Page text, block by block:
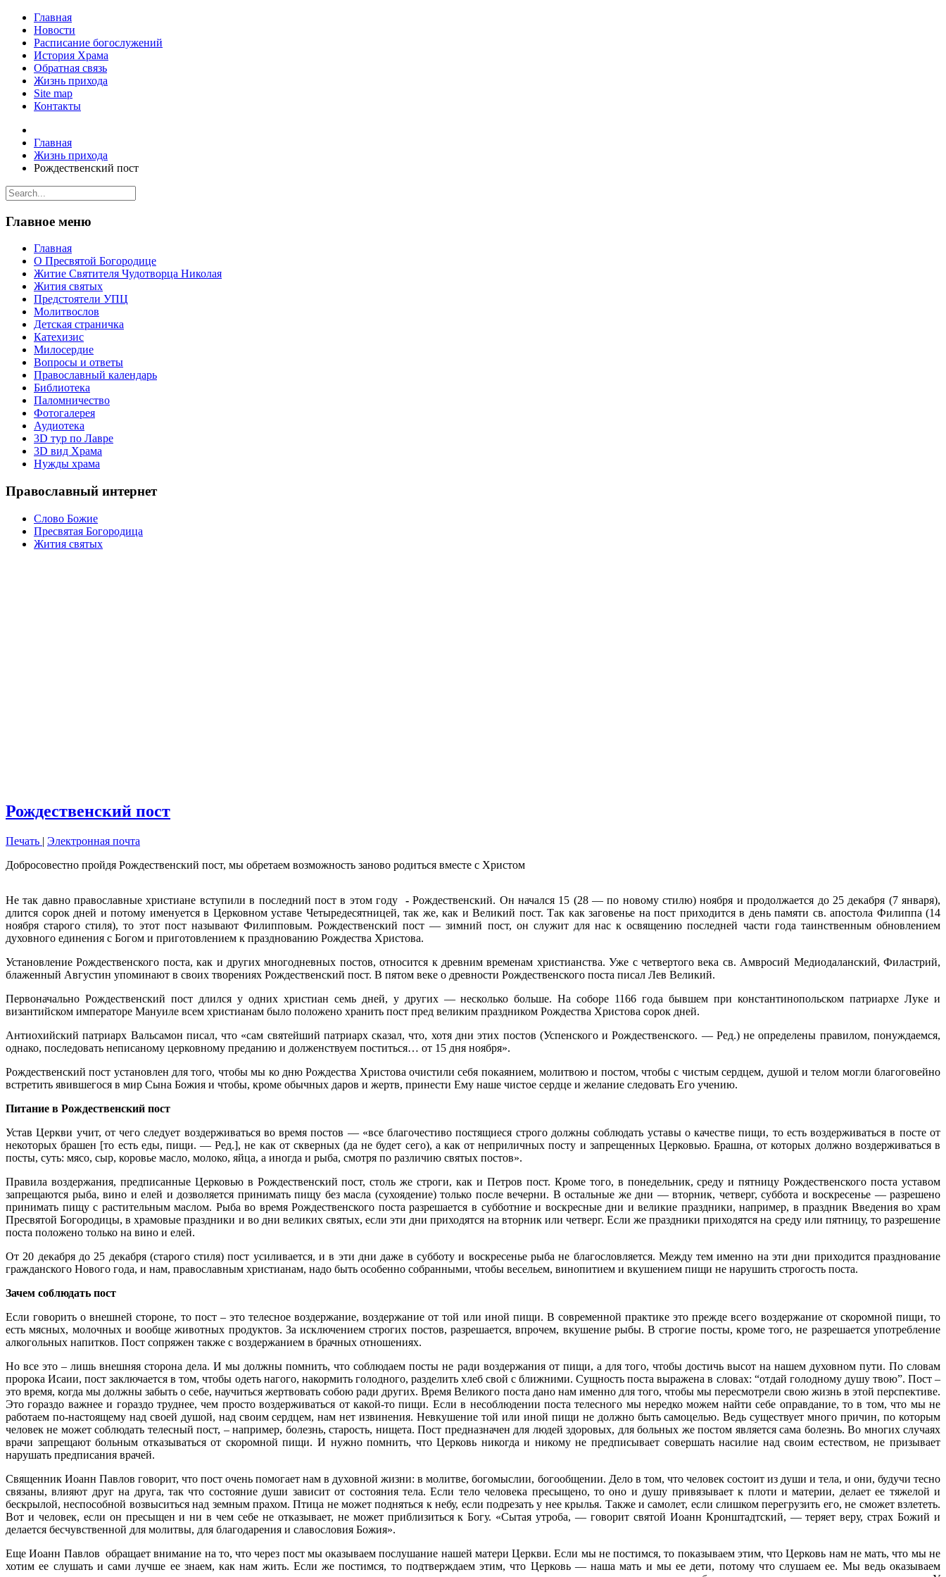
Главная
Новости
Расписание богослужений
История Храма
Обратная связь
Жизнь прихода
Site map
Контакты
Главная
Жизнь прихода
Рождественский пост
Главное меню
Главная
О Пресвятой Богородице
Житие Святителя Чудотворца Николая
Жития святых
Предстоятели УПЦ
Молитвослов
Детская страничка
Катехизис
Милосердие
Вопросы и ответы
Православный календарь
Библиотека
Паломничество
Фотогалерея
Аудиотека
3D тур по Лавре
3D вид Храма
Нужды храма
Православный интернет
Слово Божие
Пресвятая Богородица
Жития святых
Рождественский пост
Печать | Электронная почта
Добросовестно пройдя Рождественский пост, мы обретаем возможность заново родиться вместе с Христом
Не так давно православные христиане вступили в последний пост в этом году -Рождественский. Он начался 15 (28 — по новому стилю) ноября и продолжается до 25 декабря (7 января),
длится сорок дней и потому именуется в Церковном уставе Четыредесятницей, так же, как и Великий пост. Так как заговенье на пост приходится в день памяти св. апостола Филиппа (14
ноября старого стиля), то этот пост называют Филипповым. Рождественский пост — зимний пост, он служит для нас к освящению последней части года таинственным обновлением
духовного единения с Богом и приготовлением к празднованию Рождества Христова.
Установление Рождественского поста, как и других многодневных постов, относится к древним временам христианства. Уже с четвертого века св. Амвросий Медиодаланский, Филастрий,
блаженный Августин упоминают в своих творениях Рождественский пост. В пятом веке о древности Рождественского поста писал Лев Великий.
Первоначально Рождественский пост длился у одних христиан семь дней, у других — несколько больше. На соборе 1166 года бывшем при константинопольском патриархе Луке и
византийском императоре Мануиле всем христианам было положено хранить пост пред великим праздником Рождества Христова сорок дней.
Антиохийский патриарх Вальсамон писал, что «сам святейший патриарх сказал, что, хотя дни этих постов (Успенского и Рождественского. — Ред.) не определены правилом, понуждаемся,
однако, последовать неписаному церковному преданию и долженствуем поститься… от 15 дня ноября».
Рождественский пост установлен для того, чтобы мы ко дню Рождества Христова очистили себя покаянием, молитвою и постом, чтобы с чистым сердцем, душой и телом могли благоговейно
встретить явившегося в мир Сына Божия и чтобы, кроме обычных даров и жертв, принести Ему наше чистое сердце и желание следовать Его учению.
Питание в Рождественский пост
Устав Церкви учит, от чего следует воздерживаться во время постов — «все благочестиво постящиеся строго должны соблюдать уставы о качестве пищи, то есть воздерживаться в посте от
некоторых брашен [то есть еды, пищи. — Ред.], не как от скверных (да не будет сего), а как от неприличных посту и запрещенных Церковью. Брашна, от которых должно воздерживаться в
посты, суть: мясо, сыр, коровье масло, молоко, яйца, а иногда и рыба, смотря по различию святых постов».
Правила воздержания, предписанные Церковью в Рождественский пост, столь же строги, как и Петров пост. Кроме того, в понедельник, среду и пятницу Рождественского поста уставом
запрещаются рыба, вино и елей и дозволяется принимать пищу без масла (сухоядение) только после вечерни. В остальные же дни — вторник, четверг, суббота и воскресенье — разрешено
принимать пищу с растительным маслом. Рыба во время Рождественского поста разрешается в субботние и воскресные дни и великие праздники, например, в праздник Введения во храм
Пресвятой Богородицы, в храмовые праздники и во дни великих святых, если эти дни приходятся на вторник или четверг. Если же праздники приходятся на среду или пятницу, то разрешение
поста положено только на вино и елей.
От 20 декабря до 25 декабря (старого стиля) пост усиливается, и в эти дни даже в субботу и воскресенье рыба не благословляется. Между тем именно на эти дни приходится празднование
гражданского Нового года, и нам, православным христианам, надо быть особенно собранными, чтобы весельем, винопитием и вкушением пищи не нарушить строгость поста.
Зачем соблюдать пост
Если говорить о внешней стороне, то пост – это телесное воздержание, воздержание от той или иной пищи. В современной практике это прежде всего воздержание от скоромной пищи, то
есть мясных, молочных и вообще животных продуктов. За исключением строгих постов, разрешается, впрочем, вкушение рыбы. В строгие посты, кроме того, не разрешается употребление
алкогольных напитков. Пост сопряжен также с воздержанием в брачных отношениях.
Но все это – лишь внешняя сторона дела. И мы должны помнить, что соблюдаем посты не ради воздержания от пищи, а для того, чтобы достичь высот на нашем духовном пути. По словам
пророка Исаии, пост заключается в том, чтобы одеть нагого, накормить голодного, разделить хлеб свой с ближними. Сущность поста выражена в словах: “отдай голодному душу твою”. Пост –
это время, когда мы должны забыть о себе, научиться жертвовать собою ради других. Время Великого поста дано нам именно для того, чтобы мы пересмотрели свою жизнь в этой перспективе.
Это гораздо важнее и гораздо труднее, чем просто воздерживаться от какой-то пищи. Если в несоблюдении поста телесного мы нередко можем найти себе оправдание, то в том, что мы не
работаем по-настоящему над своей душой, над своим сердцем, нам нет извинения. Невкушение той или иной пищи не должно быть самоцелью. Ведь существует много причин, по которым
человек не может соблюдать телесный пост, – например, болезнь, старость, нищета. Пост предназначен для людей здоровых, для больных же постом является сама болезнь. Во многих случаях
врачи запрещают больным отказываться от скоромной пищи. И нужно помнить, что Церковь никогда и никому не предписывает совершать насилие над своим естеством, не призывает
нарушать предписания врачей.
Священник Иоанн Павлов говорит, что пост очень помогает нам в духовной жизни: в молитве, богомыслии, богообщении. Дело в том, что человек состоит из души и тела, и они, будучи тесно
связаны, влияют друг на друга, так что состояние души зависит от состояния тела. Если тело человека пресыщено, то оно и душу привязывает к плоти и материи, делает ее тяжелой и
бескрылой, неспособной возвыситься над земным прахом. Птица не может подняться к небу, если подрезать у нее крылья. Также и самолет, если слишком перегрузить его, не сможет взлететь.
Вот и человек, если он пресыщен и ни в чем себе не отказывает, не может приблизиться к Богу. «Сытая утроба, — говорит святой Иоанн Кронштадтский, — теряет веру, страх Божий и
делается бесчувственной для молитвы, для благодарения и славословия Божия».
Еще Иоанн Павлов обращает внимание на то, что через пост мы оказываем послушание нашей матери Церкви. Если мы не постимся, то показываем этим, что Церковь нам не мать, что мы не
хотим ее слушать и сами лучше ее знаем, как нам жить. Если же постимся, то подтверждаем этим, что Церковь — наша мать и мы ее дети, потому что слушаем ее. Мы ведь оказываем